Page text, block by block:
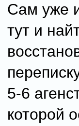
Сам уже
тут и
5-6
которой